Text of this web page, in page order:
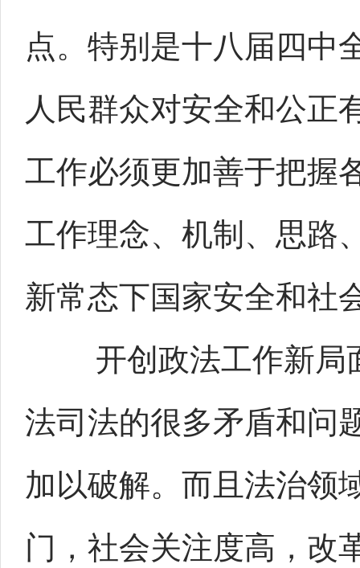
点。特别是十八届四中
人民群众对安全和公正
工作必须更加善于把握
工作理念、机制、思路
新常态下国家安全和社
开创政法工作新局面
法司法的很多矛盾和问
加以破解。而且法治领
门，社会关注度高，改